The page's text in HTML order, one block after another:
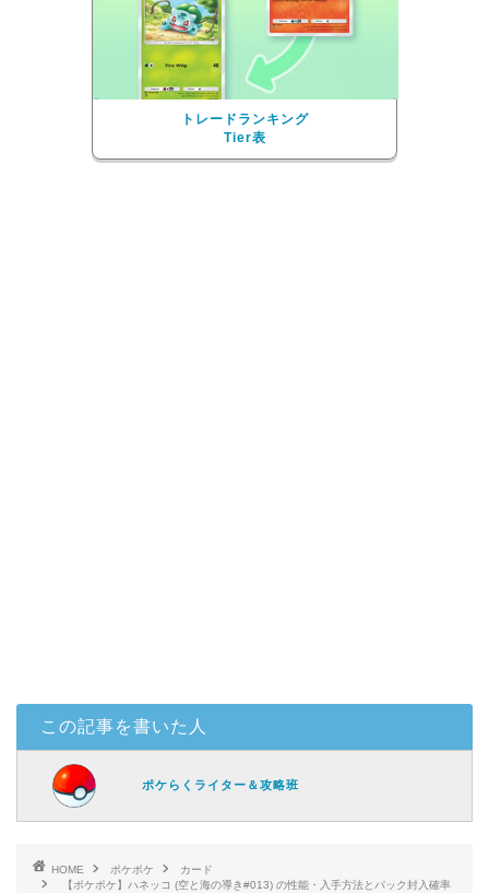
トレードランキング
Tier表
この記事を書いた人
ポケらくライター＆攻略班
HOME ポケポケ
カード
【ポケポケ】ハネッコ (空と海の導き#013) の性能・入手方法とパック封入確率